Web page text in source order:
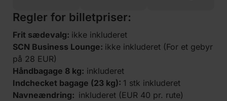
Regler for billetpriser:
Frit sædevalg: ikke inkluderet
SCN Business Lounge: ikke inkluderet (For et gebyr
på 28 EUR)
Håndbagage 8 kg: inkluderet
Indchecket bagage (23 kg): 1 stk inkluderet
Navneændring: inkluderet (EUR 40 pr. rute)